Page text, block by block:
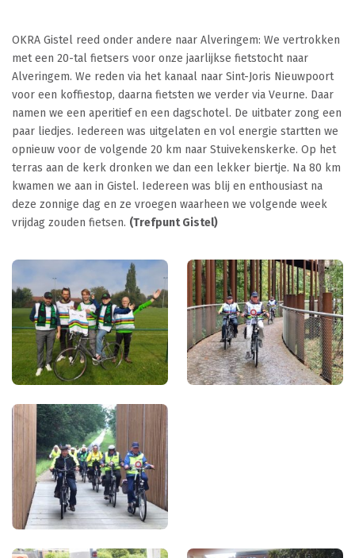
OKRA Gistel reed onder andere naar Alveringem: We vertrokken
met een 20-tal fietsers voor onze jaarlijkse fietstocht naar
Alveringem. We reden via het kanaal naar Sint-Joris Nieuwpoort
voor een koffiestop, daarna fietsten we verder via Veurne. Daar
namen we een aperitief en een dagschotel. De uitbater zong een
paar liedjes. Iedereen was uitgelaten en vol energie startten we
opnieuw voor de volgende 20 km naar Stuivekenskerke. Op het
terras aan de kerk dronken we dan een lekker biertje. Na 80 km
kwamen we aan in Gistel. Iedereen was blij en enthousiast na
deze zonnige dag en ze vroegen waarheen we volgende week
vrijdag zouden fietsen. (Trefpunt Gistel)